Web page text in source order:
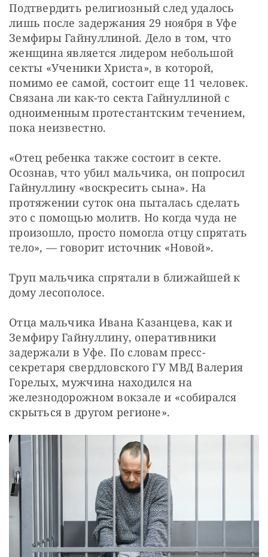
Подтвердить религиозный след удалось
лишь после задержания 29 ноября в Уфе
Земфиры Гайнуллиной. Дело в том, что
женщина является лидером небольшой
секты «Ученики Христа», в которой,
помимо ее самой, состоит еще 11 человек.
Связана ли как-то секта Гайнуллиной с
одноименным протестантским течением,
пока неизвестно.
«Отец ребенка также состоит в секте.
Осознав, что убил мальчика, он попросил
Гайнуллину «воскресить сына». На
протяжении суток она пыталась сделать
это с помощью молитв. Но когда чуда не
произошло, просто помогла отцу спрятать
тело», — говорит источник «Новой».
Труп мальчика спрятали в ближайшей к
дому лесополосе.
Отца мальчика Ивана Казанцева, как и
Земфиру Гайнуллину, оперативники
задержали в Уфе. По словам пресс-
секретаря свердловского ГУ МВД Валерия
Горелых, мужчина находился на
железнодорожном вокзале и «собирался
скрыться в другом регионе».